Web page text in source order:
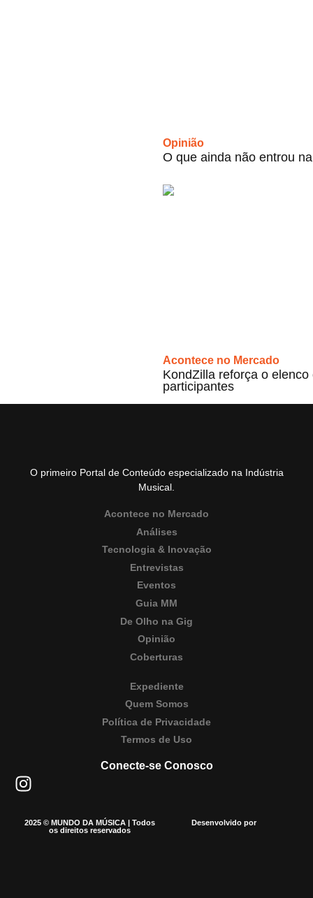
Opinião
O que ainda não entrou
Acontece no Mercado
KondZilla reforça o elenco
participantes
O primeiro Portal de Conteúdo especializado na Indústria
Musical.
Acontece no Mercado
Análises
Tecnologia & Inovação
Entrevistas
Eventos
Guia MM
De Olho na Gig
Opinião
Coberturas
Expediente
Quem Somos
Política de Privacidade
Termos de Uso
Conecte-se Conosco
2025 © MUNDO DA MÚSICA | Todos
os direitos reservados
Desenvolvido por